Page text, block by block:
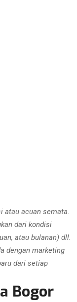
atau acuan semata.
dari kondisi
atau bulanan) dll.
dengan marketing
dari setiap
Bogor